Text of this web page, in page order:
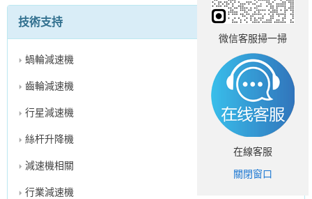
技術支持
蝸輪減速機
齒輪減速機
行星減速機
絲杆升降機
減速機相關
行業減速機
微信客服掃一掃
在線客服
關閉窗口